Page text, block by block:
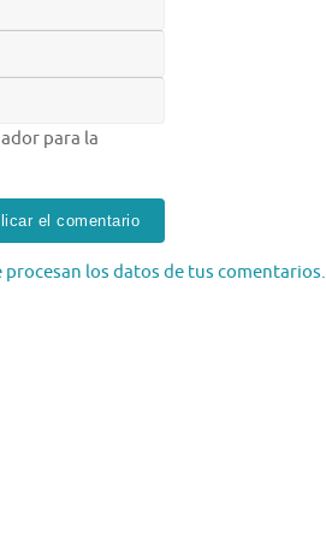
para la
procesan los datos de tus comentarios.